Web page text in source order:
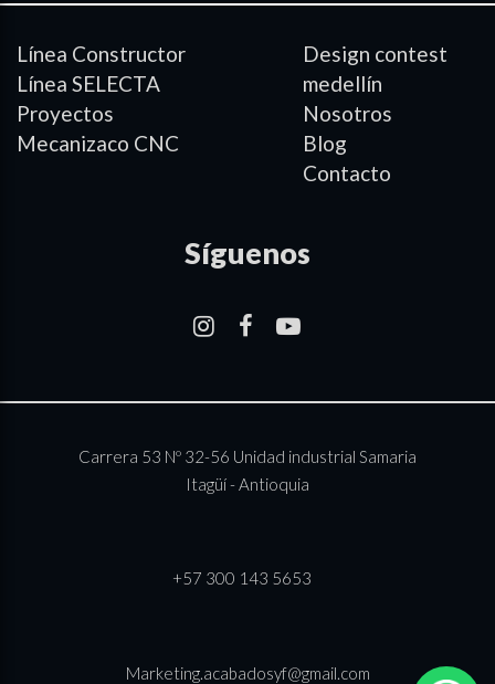
Línea Constructor
Línea SELECTA
Proyectos
Mecanizaco CNC
Design contest
medellín
Nosotros
Blog
Contacto
Síguenos
– – –
Carrera 53 Nº 32-56 Unidad industrial Samaria
Itagüí - Antioquia
+57 300 143 5653
Marketing.acabadosyf@gmail.com